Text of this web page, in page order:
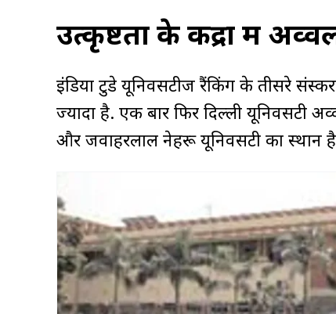
उत्कृष्टता के केंद्रों में
इंडिया टुडे यूनिवर्सिटीज रैंकिंग के तीसरे
ज्‍यादा है. एक बार फिर दिल्ली यूनिवर्सिटी
और जवाहरलाल नेहरू यूनिवर्सिटी का स्थान